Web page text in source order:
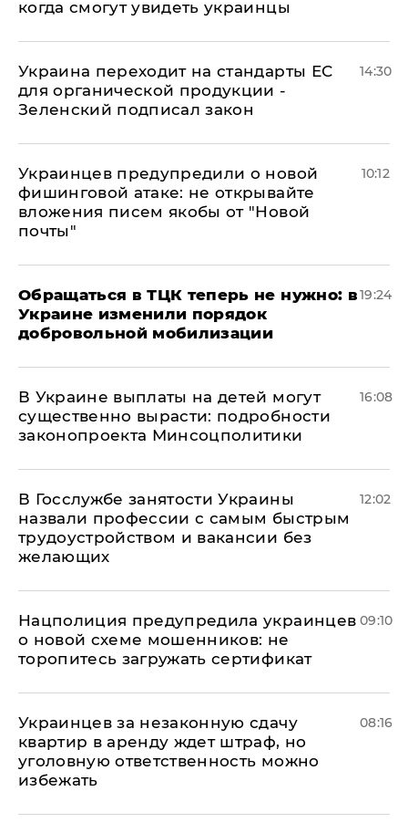
когда смогут увидеть украинцы
Украина переходит на стандарты ЕС
для органической продукции -
Зеленский подписал закон
14:30
Украинцев предупредили о новой
фишинговой атаке: не открывайте
вложения писем якобы от "Новой
почты"
10:12
Обращаться в ТЦК теперь не нужно: в
Украине изменили порядок
добровольной мобилизации
19:24
В Украине выплаты на детей могут
существенно вырасти: подробности
законопроекта Минсоцполитики
16:08
В Госслужбе занятости Украины
назвали профессии с самым быстрым
трудоустройством и вакансии без
желающих
12:02
Нацполиция предупредила украинцев
о новой схеме мошенников: не
торопитесь загружать сертификат
09:10
Украинцев за незаконную сдачу
квартир в аренду ждет штраф, но
уголовную ответственность можно
избежать
08:16